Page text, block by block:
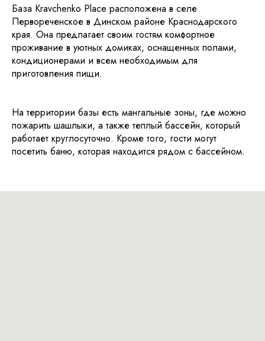
База Kravchenko Place расположена в селе
Первореченское в Динском районе Краснодарского
края. Она предлагает своим гостям комфортное
проживание в уютных домиках, оснащенных полами,
кондиционерами и всем необходимым для
приготовления пищи.
На территории базы есть мангальные зоны, где можно
пожарить шашлыки, а также теплый бассейн, который
работает круглосуточно. Кроме того, гости могут
посетить баню, которая находится рядом с бассейном.